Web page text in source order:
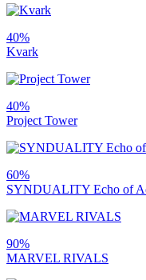
40%
Kvark
40%
Project Tower
60%
SYNDUALITY Echo of
90%
MARVEL RIVALS